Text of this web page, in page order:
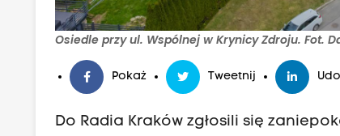
Osiedle przy ul. Wspólnej w Krynicy Zdroju. Fot.
Pokaż Tweetnij
Do Radia Kraków zgłosili się